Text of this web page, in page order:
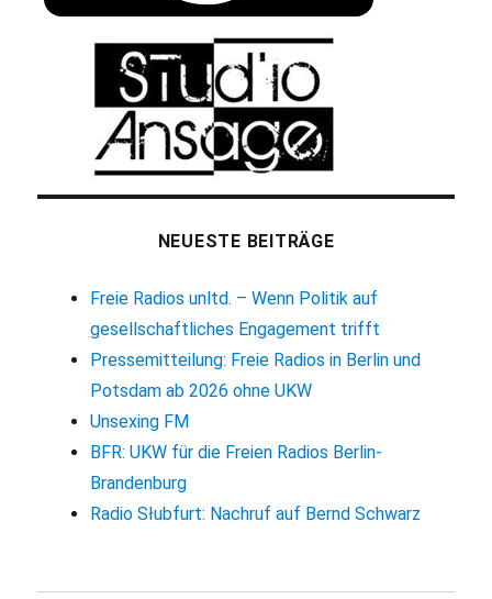
NEUESTE BEITRÄGE
Freie Radios unltd. – Wenn Politik auf
gesellschaftliches Engagement trifft
Pressemitteilung: Freie Radios in Berlin und
Potsdam ab 2026 ohne UKW
Unsexing FM
BFR: UKW für die Freien Radios Berlin-
Brandenburg
Radio Słubfurt: Nachruf auf Bernd Schwarz